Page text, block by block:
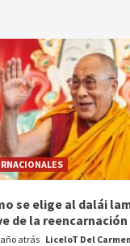
se elige al dalái
de la reencarnación
año atrás LiceloT Del